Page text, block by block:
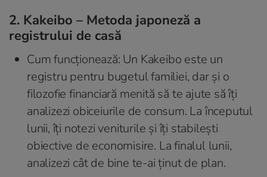
2. Kakeibo – Metoda japoneză a
registrului de casă
Cum funcționează: Un Kakeibo este un
registru pentru bugetul familiei, dar și o
filozofie financiară menită să te ajute să îți
analizezi obiceiurile de consum. La începutul
lunii, îți notezi veniturile și îți stabilești
obiective de economisire. La finalul lunii,
analizezi cât de bine te-ai ținut de plan.